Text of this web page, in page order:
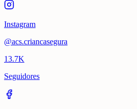
Instagram
@acs.criancasegura
13.7K
Seguidores